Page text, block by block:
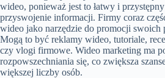
wideo, ponieważ jest to łatwy i
przyswojenie informacji. Firmy coraz
wideo jako narzędzie do promocji swoich
Mogą to być reklamy wideo, tutoriale,
czy vlogi firmowe. Wideo marketing ma
rozpowszechniania się, co zwiększa
większej liczby osób.